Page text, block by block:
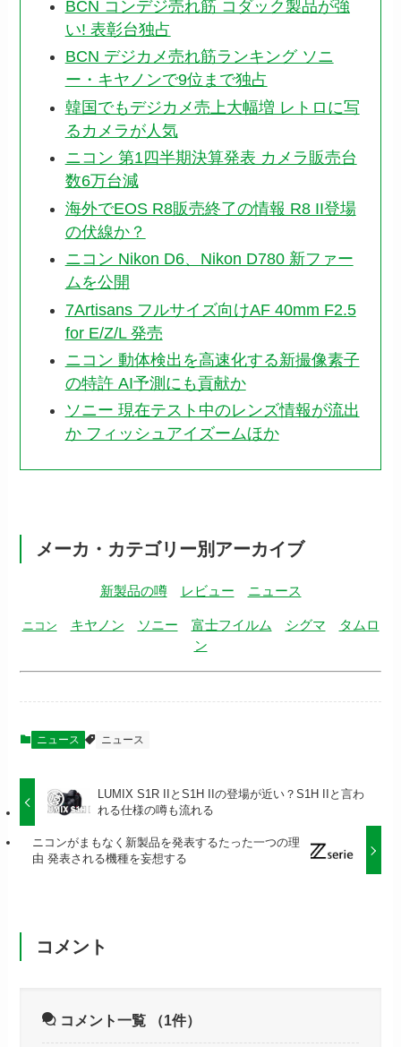
BCN コンデジ売れ筋 コダック製品が強
い! 表彰台独占
BCN デジカメ売れ筋ランキング ソニ
ー・キヤノンで9位まで独占
韓国でもデジカメ売上大幅増 レトロに写
るカメラが人気
ニコン 第1四半期決算発表 カメラ販売台
数6万台減
海外でEOS R8販売終了の情報 R8 II登場
の伏線か？
ニコン Nikon D6、Nikon D780 新ファー
ムを公開
7Artisans フルサイズ向けAF 40mm F2.5
for E/Z/L 発売
ニコン 動体検出を高速化する新撮像素子
の特許 AI予測にも貢献か
ソニー 現在テスト中のレンズ情報が流出
か フィッシュアイズームほか
メーカ・カテゴリー別アーカイブ
新製品の噂 レビュー ニュース
ニコン キヤノン ソニー 富士フイルム シグマ
タムロ
ン
ニュース ニュース
LUMIX S1R IIとS1H IIの登場が近い？S1H IIと言わ
れる仕様の噂も流れる
ニコンがまもなく新製品を発表するたった一つの理
由 発表される機種を妄想する
コメント
コメント一覧 （1件）